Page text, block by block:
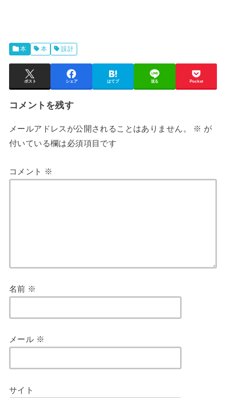
本 本 設計
ポスト シェア はてブ 送る Pocket
コメントを残す
メールアドレスが公開されることはありません。 ※ が
付いている欄は必須項目です
コメント ※
名前 ※
メール ※
サイト